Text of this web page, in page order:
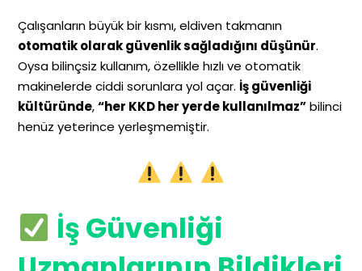
Çalışanların büyük bir kısmı, eldiven takmanın
otomatik olarak güvenlik sağladığını düşünür.
Oysa bilinçsiz kullanım, özellikle hızlı ve otomatik
makinelerde ciddi sorunlara yol açar. İş güvenliği
kültüründe,“her KKD her yerde kullanılmaz”bilinci
henüz yeterince yerleşmemiştir.
İş Güvenliği